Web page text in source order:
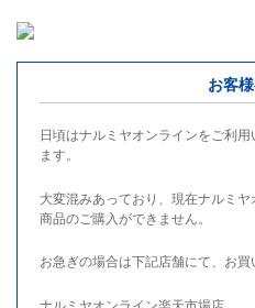
お客
日頃はナルミヤオンラインをご利
ます。
大変混みあっており、現在ナルミ
商品のご購入ができません。
お急ぎの場合は下記店舗にて、お買